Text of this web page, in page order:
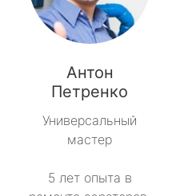
Антон
Петренко
Универсальный
мастер
5 лет опыта в